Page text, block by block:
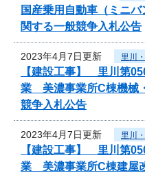
国産乗用自動車（ミニ
関する一般競争入札公告
2023年4月7日更新 里川
【建設工事】 里川第
業 美濃事業所C棟機械
競争入札公告
2023年4月7日更新 里川
【建設工事】 里川第
業 美濃事業所C棟建屋